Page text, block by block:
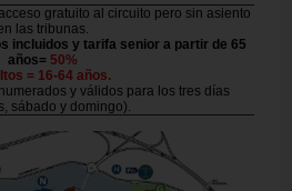
gratuito al circuito pero sin asiento
las tribunas.
incluidos y tarifa senior a partir de 65
años= 50%
= 16-64 años.
y válidos para los tres días
sábado y domingo).